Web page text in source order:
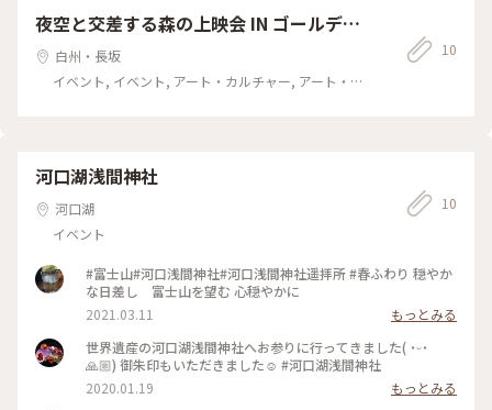
夜空と交差する森の上映会 IN ゴールデン
ウィーク2017
白州・長坂
イベント, イベント, アート・カルチャー, アート・カ
10
河口湖浅間神社
河口湖
イベント
10
#富士山#河口浅間神社#河口浅間神社遥拝所 #春ふわり 穏やか
な日差し 富士山を望む 心穏やかに
2021.03.11
もっとみる
世界遺産の河口湖浅間神社へお参りに行ってきました( ˙ᵕ˙
🙏🏼) 御朱印もいただきました☺️ #河口湖浅間神社
2020.01.19
もっとみる